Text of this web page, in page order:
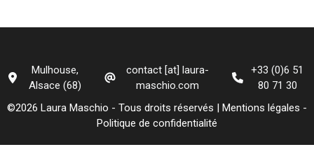
Mulhouse,
Alsace (68)
contact [at] laura-
maschio.com
+33 (0)6 51
80 71 30
©2026 Laura Maschio - Tous droits réservés | Mentions légales -
Politique de confidentialité